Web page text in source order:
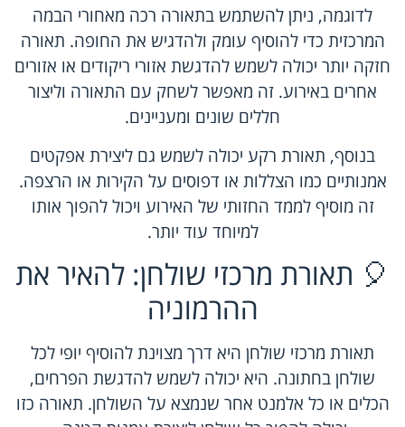
לדוגמה, ניתן להשתמש בתאורה רכה מאחורי הבמה
המרכזית כדי להוסיף עומק ולהדגיש את החופה. תאורה
חזקה יותר יכולה לשמש להדגשת אזורי ריקודים או אזורים
אחרים באירוע. זה מאפשר לשחק עם התאורה וליצור
חללים שונים ומעניינים.
בנוסף, תאורת רקע יכולה לשמש גם ליצירת אפקטים
אמנותיים כמו הצללות או דפוסים על הקירות או הרצפה.
זה מוסיף לממד החזותי של האירוע ויכול להפוך אותו
למיוחד עוד יותר.
🎈 תאורת מרכזי שולחן: להאיר את
ההרמוניה
תאורת מרכזי שולחן היא דרך מצוינת להוסיף יופי לכל
שולחן בחתונה. היא יכולה לשמש להדגשת הפרחים,
הכלים או כל אלמנט אחר שנמצא על השולחן. תאורה כזו